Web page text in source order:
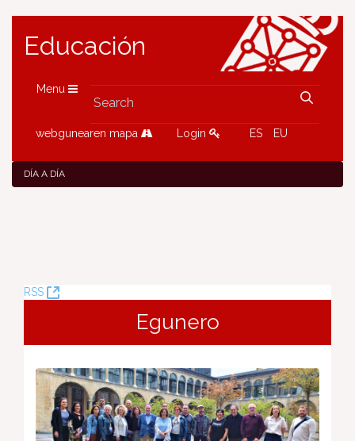
Educación
Menu
webgunearen mapa Login ES EU
DÍA A DÍA
RSS
(Opens
Egunero